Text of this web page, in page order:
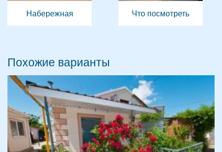
Набережная Что посмотреть
Похожие варианты